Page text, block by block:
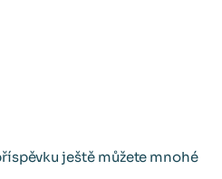
ještě můžete mnohé